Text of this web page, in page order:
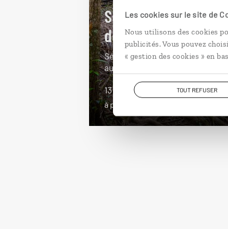
Les cookies sur le site de
Nous utilisons des cookies
publicités. Vous pouvez
« gestion des cookies » en
TOUT REFUSER
Sensations fortes
doux alizés
Séjour nature et actif à Maurice et
aux Seychelles.
13 jours / 10 nuits
à partir de 4200€